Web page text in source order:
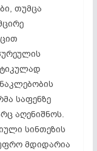
თუმცა
საფენზე
აღენიშნოს.
სინთეზის
მდიდარია